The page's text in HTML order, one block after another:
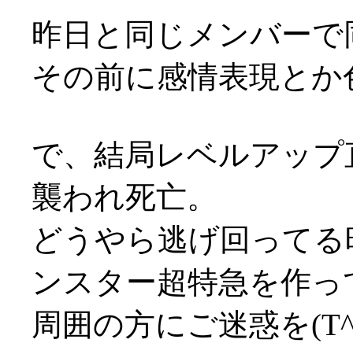
昨日と同じメンバー
その前に感情表現と
で、結局レベルアッ
襲われ死亡。
どうやら逃げ回って
ンスター超特急を作
周囲の方にご迷惑を